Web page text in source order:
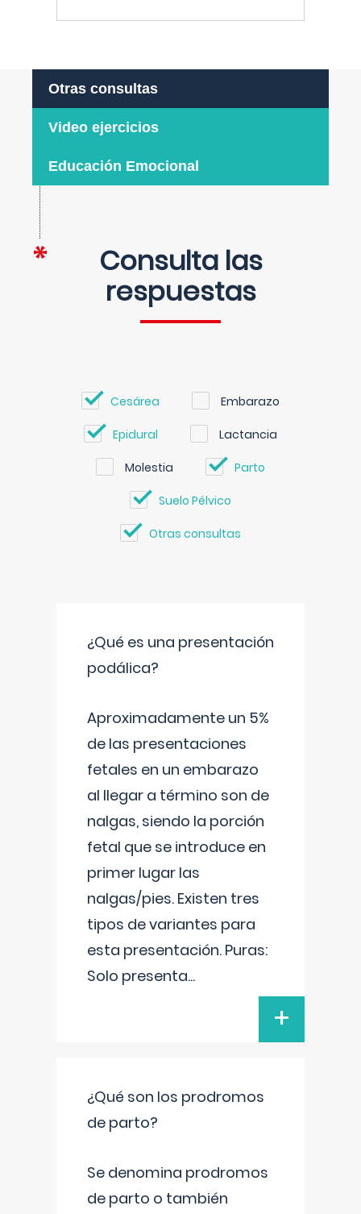
Otras consultas
Video ejercicios
Educación Emocional
Consulta las
respuestas
Cesárea Embarazo
Epidural Lactancia
Molestia Parto
Suelo Pélvico
Otras consultas
¿Qué es una presentación
podálica?
Aproximadamente un 5%
de las presentaciones
fetales en un embarazo
al llegar a término son de
nalgas, siendo la porción
fetal que se introduce en
primer lugar las
nalgas/pies. Existen tres
tipos de variantes para
esta presentación. Puras:
Solo presenta...
+
¿Qué son los prodromos
de parto?
Se denomina prodromos
de parto o también